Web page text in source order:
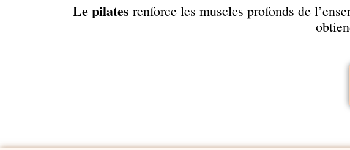
Le pilates renforce les muscles profonds de